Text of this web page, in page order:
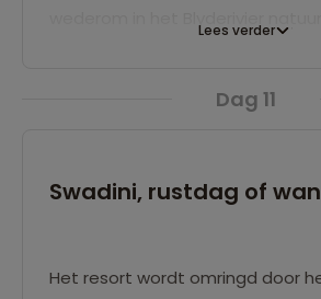
Lees verder
Dag 11
Swadini, rustdag of
Het resort wordt omringd door